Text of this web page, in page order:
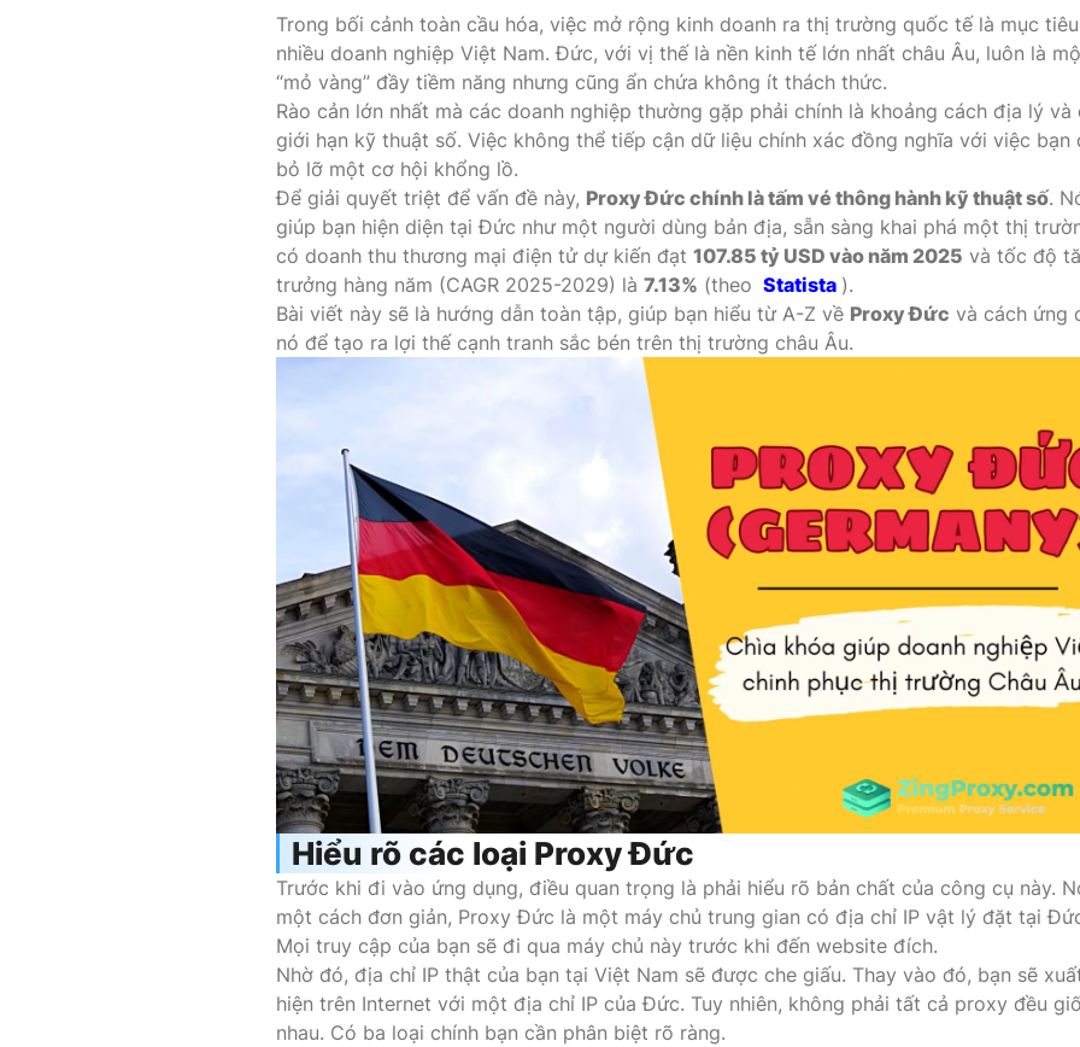
Trong bối cảnh toàn cầu hóa, việc mở rộng kinh doanh ra thị trường quốc tế là mục
nhiều doanh nghiệp Việt Nam. Đức, với vị thế là nền kinh tế lớn nhất châu Âu, luôn là
“mỏ vàng” đầy tiềm năng nhưng cũng ẩn chứa không ít thách thức.
Rào cản lớn nhất mà các doanh nghiệp thường gặp phải chính là khoảng cách địa lý và
giới hạn kỹ thuật số. Việc không thể tiếp cận dữ liệu chính xác đồng nghĩa với việc bạn
bỏ lỡ một cơ hội khổng lồ.
Để giải quyết triệt để vấn đề này, Proxy Đức chính là tấm vé thông hành kỹ thuật số.
giúp bạn hiện diện tại Đức như một người dùng bản địa, sẵn sàng khai phá một thị
có doanh thu thương mại điện tử dự kiến đạt 107.85 tỷ USD vào năm 2025 và tốc độ
trưởng hàng năm (CAGR 2025-2029) là 7.13% (theo Statista ).
Bài viết này sẽ là hướng dẫn toàn tập, giúp bạn hiểu từ A-Z về Proxy Đức và cách ứng
nó để tạo ra lợi thế cạnh tranh sắc bén trên thị trường châu Âu.
Hiểu rõ các loại Proxy Đức
Trước khi đi vào ứng dụng, điều quan trọng là phải hiểu rõ bản chất của công cụ này.
một cách đơn giản, Proxy Đức là một máy chủ trung gian có địa chỉ IP vật lý đặt tại
Mọi truy cập của bạn sẽ đi qua máy chủ này trước khi đến website đích.
Nhờ đó, địa chỉ IP thật của bạn tại Việt Nam sẽ được che giấu. Thay vào đó, bạn sẽ
hiện trên Internet với một địa chỉ IP của Đức. Tuy nhiên, không phải tất cả proxy đều
nhau. Có ba loại chính bạn cần phân biệt rõ ràng.